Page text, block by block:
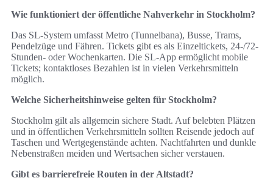
Wie funktioniert der öffentliche Nahverkehr in Stockholm?
Das SL-System umfasst Metro (Tunnelbana), Busse, Trams,
Pendelzüge und Fähren. Tickets gibt es als Einzeltickets, 24-/72-
Stunden- oder Wochenkarten. Die SL-App ermöglicht mobile
Tickets; kontaktloses Bezahlen ist in vielen Verkehrsmitteln
möglich.
Welche Sicherheitshinweise gelten für Stockholm?
Stockholm gilt als allgemein sichere Stadt. Auf belebten Plätzen
und in öffentlichen Verkehrsmitteln sollten Reisende jedoch auf
Taschen und Wertgegenstände achten. Nachtfahrten und dunkle
Nebenstraßen meiden und Wertsachen sicher verstauen.
Gibt es barrierefreie Routen in der Altstadt?